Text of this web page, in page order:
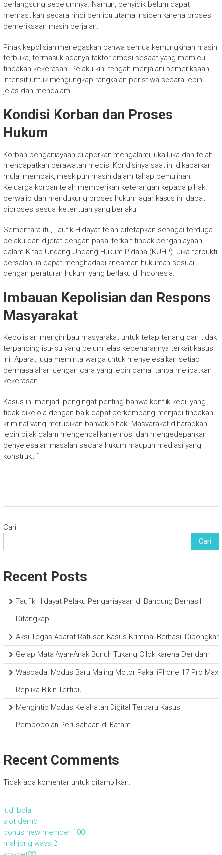
berlangsung sebelumnya. Namun, penyidik belum dapat
memastikan secara rinci pemicu utama insiden karena proses
pemeriksaan masih berjalan.
Pihak kepolisian menegaskan bahwa semua kemungkinan masih
terbuka, termasuk adanya faktor emosi sesaat yang memicu
tindakan kekerasan. Pelaku kini tengah menjalani pemeriksaan
intensif untuk mengungkap rangkaian peristiwa secara lebih
jelas dan mendalam.
Kondisi Korban dan Proses
Hukum
Korban penganiayaan dilaporkan mengalami luka-luka dan telah
mendapatkan perawatan medis. Kondisinya saat ini dikabarkan
mulai membaik, meskipun masih dalam tahap pemulihan.
Keluarga korban telah memberikan keterangan kepada pihak
berwajib dan mendukung proses hukum agar kasus ini dapat
diproses sesuai ketentuan yang berlaku.
Sementara itu, Taufik Hidayat telah ditetapkan sebagai terduga
pelaku dan dijerat dengan pasal terkait tindak penganiayaan
dalam Kitab Undang-Undang Hukum Pidana (KUHP). Jika terbukti
bersalah, ia dapat menghadapi ancaman hukuman sesuai
dengan peraturan hukum yang berlaku di Indonesia.
Imbauan Kepolisian dan Respons
Masyarakat
Kepolisian mengimbau masyarakat untuk tetap tenang dan tidak
terpancing isu-isu yang belum jelas kebenarannya terkait kasus
ini. Aparat juga meminta warga untuk menyelesaikan setiap
permasalahan dengan cara yang lebih damai tanpa melibatkan
kekerasan.
Kasus ini menjadi pengingat penting bahwa konflik kecil yang
tidak dikelola dengan baik dapat berkembang menjadi tindakan
kriminal yang merugikan banyak pihak. Masyarakat diharapkan
lebih bijak dalam mengendalikan emosi dan mengedepankan
penyelesaian masalah secara hukum maupun mediasi yang
konstruktif.
Cari
Cari
Recent Posts
Taufik Hidayat Pelaku Penganiayaan di Bandung Berhasil
Ditangkap
Aksi Tegas Aparat Ratusan Kasus Kriminal Berhasil Dibongkar
Gelap Mata Ayah-Anak Bunuh Tukang Cilok karena Dendam
Waspada! Modus Baru Maling Motor Pakai iPhone 17 Pro Max
Replika Bikin Tertipu
Mengintip Modus Kejahatan Digital Terbaru Kasus
Pembobolan Perusahaan di Batam
Recent Comments
Tidak ada komentar untuk ditampilkan.
judi bola
slot demo
bonus new member 100
mahjong ways 2